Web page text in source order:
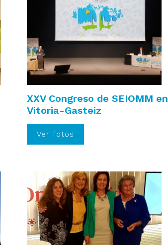
XXV Congreso de SEIOMM en
Vitoria-Gasteiz
Ver fotos